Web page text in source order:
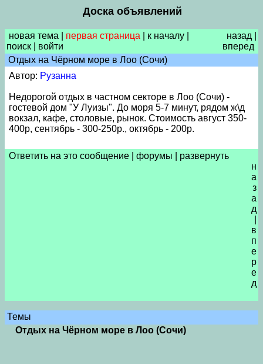
Доска объявлений
новая тема первая страница к началу
поиск
войти
назад
вперед
Отдых на Чёрном море в Лоо (Сочи)
Автор: Рузанна
Недорогой отдых в частном секторе в Лоо (Сочи) -
гостевой дом "У Луизы". До моря 5-7 минут, рядом ж\д
вокзал, кафе, столовые, рынок. Стоимость август 350-
400р, сентябрь - 300-250р., октябрь - 200р.
Ответить на это сообщение форумы
развернуть
н
а
з
а
д
в
п
е
р
е
д
Темы
Отдых на Чёрном море в Лоо (Сочи)